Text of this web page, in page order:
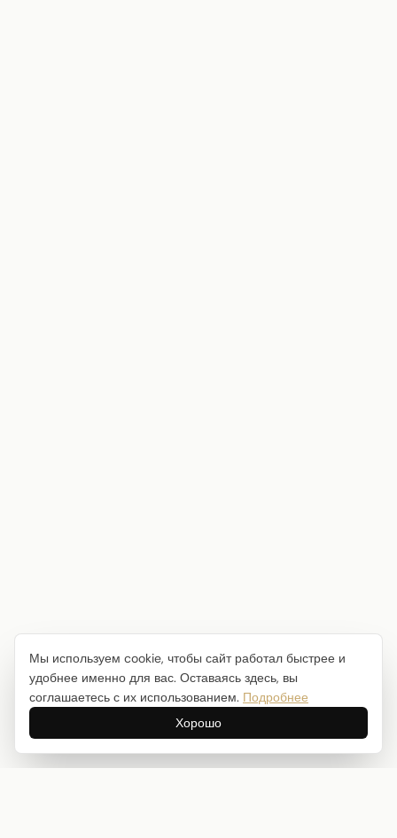
Мы используем cookie, чтобы сайт работал быстрее и
удобнее именно для вас. Оставаясь здесь, вы
соглашаетесь с их использованием. Подробнее
Хорошо